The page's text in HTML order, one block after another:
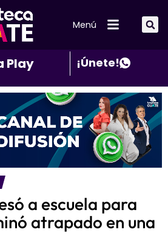
Menú
Play ¡Únete!
a escuela para
atrapado en una